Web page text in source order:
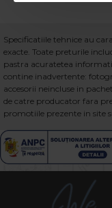
Specificatiile tehnice au
exacte. Toate preturile
pastra acuratetea
contine inadvertente:
accesorii neincluse in
de catre producator fara
promotiile prezente in site